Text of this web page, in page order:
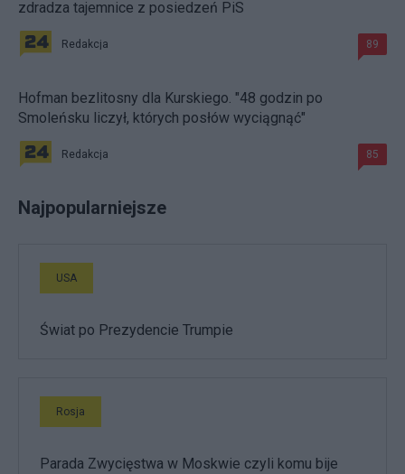
zdradza tajemnice z posiedzeń PiS
Redakcja 89
Hofman bezlitosny dla Kurskiego. "48 godzin po
Smoleńsku liczył, których posłów wyciągnąć"
Redakcja 85
Najpopularniejsze
USA
Świat po Prezydencie Trumpie
Rosja
Parada Zwycięstwa w Moskwie czyli komu bije